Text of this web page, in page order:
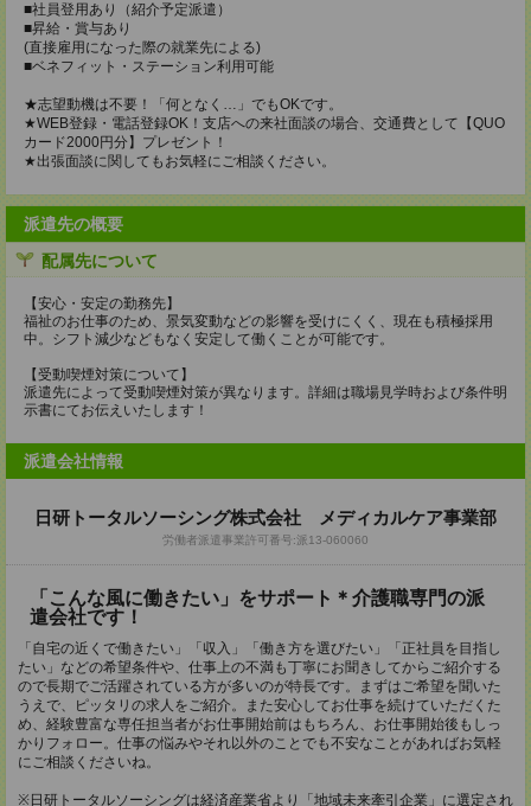
■社員登用あり（紹介予定派遣）
■昇給・賞与あり
(直接雇用になった際の就業先による)
■ベネフィット・ステーション利用可能
★志望動機は不要！「何となく…」でもOKです。
★WEB登録・電話登録OK！支店への来社面談の場合、交通費として【QUO
カード2000円分】プレゼント！
★出張面談に関してもお気軽にご相談ください。
派遣先の概要
配属先について
【安心・安定の勤務先】
福祉のお仕事のため、景気変動などの影響を受けにくく、現在も積極採用
中。シフト減少などもなく安定して働くことが可能です。
【受動喫煙対策について】
派遣先によって受動喫煙対策が異なります。詳細は職場見学時および条件明
示書にてお伝えいたします！
派遣会社情報
日研トータルソーシング株式会社 メディカルケア事業部
労働者派遣事業許可番号:派13-060060
「こんな風に働きたい」をサポート＊介護職専門の派
遣会社です！
「自宅の近くで働きたい」「収入」「働き方を選びたい」「正社員を目指し
たい」などの希望条件や、仕事上の不満も丁寧にお聞きしてからご紹介する
ので長期でご活躍されている方が多いのが特長です。まずはご希望を聞いた
うえで、ピッタリの求人をご紹介。また安心してお仕事を続けていただくた
め、経験豊富な専任担当者がお仕事開始前はもちろん、お仕事開始後もしっ
かりフォロー。仕事の悩みやそれ以外のことでも不安なことがあればお気軽
にご相談くださいね。
※日研トータルソーシングは経済産業省より「地域未来牽引企業」に選定され